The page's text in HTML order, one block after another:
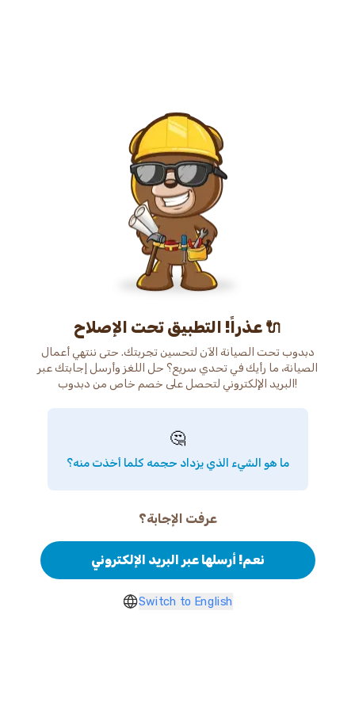
عذراً! التطبيق تحت الإصلاح 🔌
دبدوب تحت الصيانة الآن لتحسين تجربتك. حتى ننتهي أعمال
الصيانة، ما رأيك في تحدي سريع؟ حل اللغز وأرسل إجابتك عبر
البريد الإلكتروني لتحصل على خصم خاص من دبدوب!
🤔
ما هو الشيء الذي يزداد حجمه كلما أخذت منه؟
عرفت الإجابة؟
نعم! أرسلها عبر البريد الإلكتروني
Switch to English